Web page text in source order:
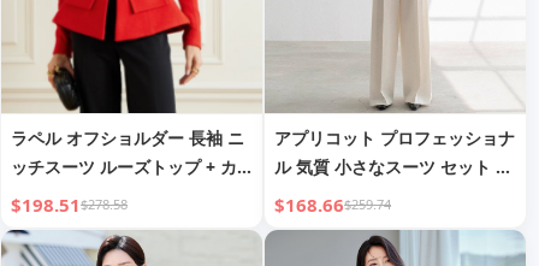
ラペル オフショルダー 長袖 ニ
ッチスーツ ルーズトップ + カ
ジュアル タイトハーフスカート
$198.51$278.58
アプリコット プロフェッショナ
ル 気質 小さなスーツ セット レ
ディース 2024年 秋 新作 ハイ
エンド感 ストレートレッグ ト
ラウザー ツーピース セット
$168.66$259.74